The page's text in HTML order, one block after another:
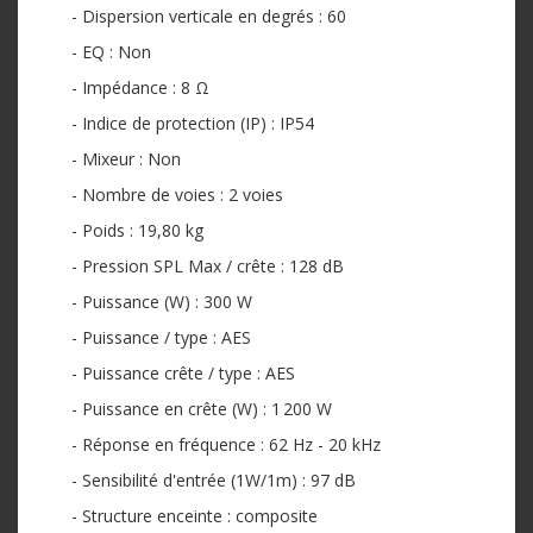
- Dispersion verticale en degrés : 60
- EQ : Non
- Impédance : 8 Ω
- Indice de protection (IP) : IP54
- Mixeur : Non
- Nombre de voies : 2 voies
- Poids : 19,80 kg
- Pression SPL Max / crête : 128 dB
- Puissance (W) : 300 W
- Puissance / type : AES
- Puissance crête / type : AES
- Puissance en crête (W) : 1 200 W
- Réponse en fréquence : 62 Hz - 20 kHz
- Sensibilité d'entrée (1W/1m) : 97 dB
- Structure enceinte : composite